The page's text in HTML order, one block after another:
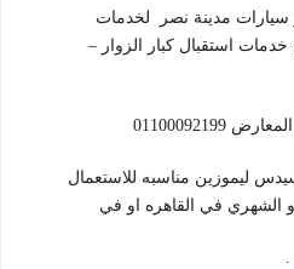
سيارات مدينة نصر لخدمات
استقبال كبار الزوار –
ليموزين مناسبه للاستعمال
الشهري في القاهره او في
.